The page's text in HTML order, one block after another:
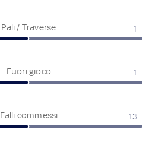
Pali / Traverse 1
Fuori gioco 1
Falli commessi 13